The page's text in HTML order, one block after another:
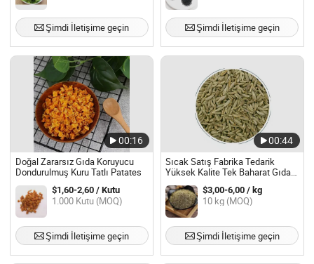
Şimdi İletişime geçin Şimdi İletişime geçin
00:16
Doğal Zararsız Gıda Koruyucu
Dondurulmuş Kuru Tatlı Patates
$1,60-2,60 / Kutu
1.000 Kutu (MOQ)
Şimdi İletişime geçin
00:44
Sıcak Satış Fabrika Tedarik
Yüksek Kalite Tek Baharat Gıda
Sınıfı Organik Kimyon Tohumları
Toptan
$3,00-6,00 / kg
10 kg (MOQ)
Şimdi İletişime geçin